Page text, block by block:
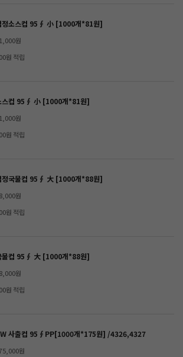
정소스컵 95∮ 小 [1000개*81원]
원
원 적립
스컵 95∮ 小 [1000개*81원]
원
원 적립
정국물컵 95∮ 大 [1000개*88원]
원
원 적립
물컵 95∮ 大 [1000개*88원]
원
원 적립
사출컵 95∮PP[1000개*175원] /4326,4327
원